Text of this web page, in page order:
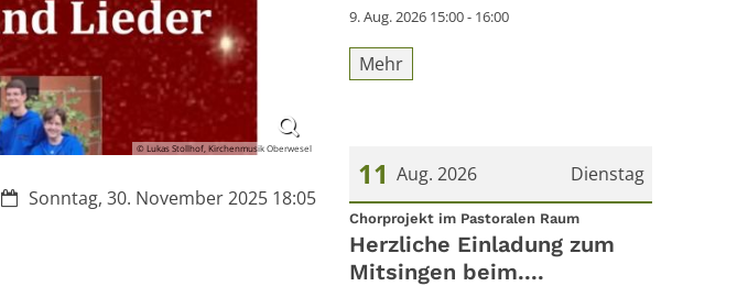
© Lukas Stollhof, Kirchenmusik Oberwesel
Datum:Sonntag, 30. November 2025 18:05
9. Aug. 2026 15:00 - 16:00
Mehr
Dienstag
11 Aug. 2026
Datum: 11. August 2026
Chorprojekt im Pastoralen Raum:
Herzliche Einladung zum
Mitsingen beim....